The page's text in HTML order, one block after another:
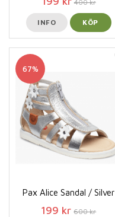
400 kr
INFO KÖP
67%
Pax Alice Sandal / Silver
199 kr 600 kr